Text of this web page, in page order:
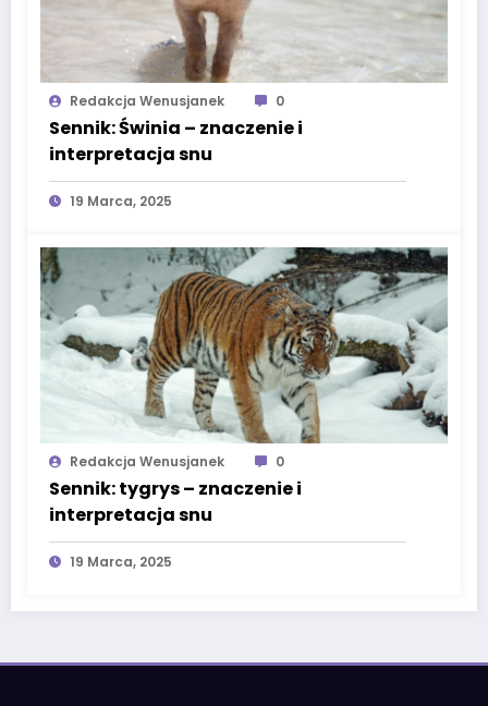
Redakcja Wenusjanek 0
Sennik: Świnia – znaczenie i
interpretacja snu
19 Marca, 2025
Redakcja Wenusjanek 0
Sennik: tygrys – znaczenie i
interpretacja snu
19 Marca, 2025